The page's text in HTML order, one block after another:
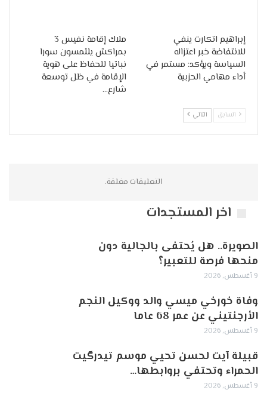
إبراهيم اتكارت ينفي
للانتفاضة خبر اعتزاله
السياسة ويؤكد: مستمر في
أداء مهامي الحزبية
ملاك إقامة نفيس 3
بمراكش يلتمسون سورا
نباتيا للحفاظ على هوية
الإقامة في ظل توسعة
شارع…
السابق التالي
التعليقات مغلقة.
اخر المستجدات
الصويرة.. هل يُحتفى بالجالية دون
منحها فرصة للتعبير؟
9 أغسطس, 2026
وفاة خورخي ميسي والد ووكيل النجم
الأرجنتيني عن عمر 68 عاما
9 أغسطس, 2026
قبيلة آيت لحسن تحيي موسم تيدرگيت
الحمراء وتحتفي بروابطها…
9 أغسطس, 2026